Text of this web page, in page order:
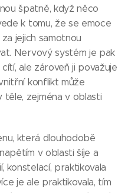
špatně, když něco
k tomu, že se emoce
jejich samotnou
Nervový systém je pak
ale zároveň ji považuje
konflikt může
zejména v oblasti
která dlouhodobě
v oblasti šíje a
konstelací, praktikovala
je ale praktikovala, tím